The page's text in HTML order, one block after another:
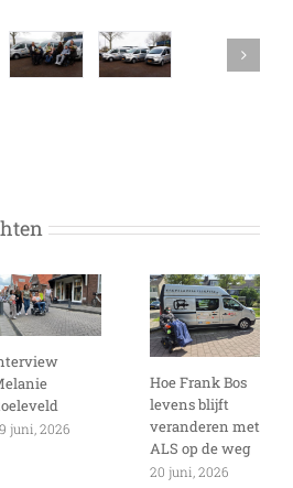
juni, 2026
Hoe Frank Bos
levens blijft
veranderen met
ALS op de weg
20 juni, 2026